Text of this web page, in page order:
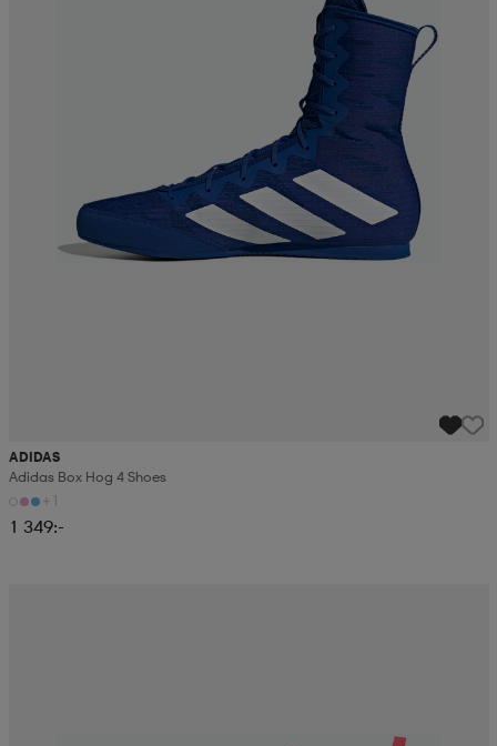
ADIDAS
Adidas Box Hog 4 Shoes
+1
1 349:-